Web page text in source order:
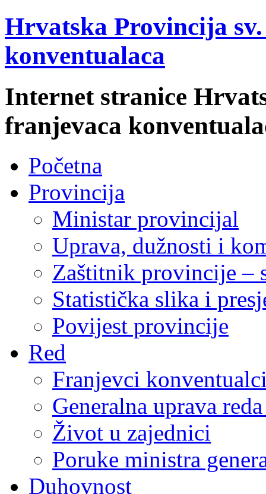
Hrvatska Provincija
konventualaca
Internet stranice
franjevaca
Početna
Provincija
Ministar provincijal
Uprava, dužnosti i
Zaštitnik provincije –
Statistička slika i
Povijest provincije
Red
Franjevci
Generalna uprava
Život u zajednici
Poruke ministra
Duhovnost